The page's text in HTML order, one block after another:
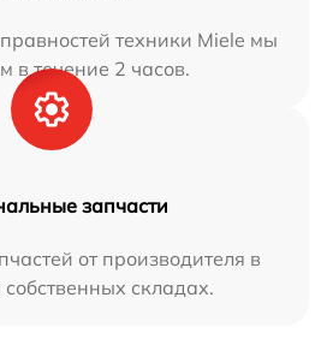
техники Miele мы
в течение 2 часов.
запчасти
от производителя в
складах.